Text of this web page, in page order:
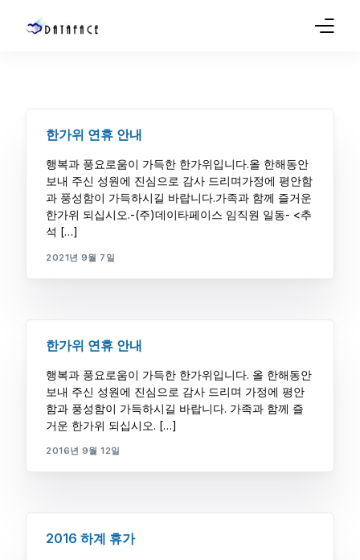
한가위 연휴 안내
행복과 풍요로움이 가득한 한가위입니다.올 한해동안
보내 주신 성원에 진심으로 감사 드리며가정에 평안함
과 풍성함이 가득하시길 바랍니다.가족과 함께 즐거운
한가위 되십시오.-(주)데이타페이스 임직원 일동- <추
석 […]
2021년 9월 7일
한가위 연휴 안내
행복과 풍요로움이 가득한 한가위입니다. 올 한해동안
보내 주신 성원에 진심으로 감사 드리며 가정에 평안
함과 풍성함이 가득하시길 바랍니다. 가족과 함께 즐
거운 한가위 되십시오. […]
2016년 9월 12일
2016 하계 휴가
Sales
Service
Support